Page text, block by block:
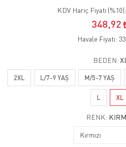
KDV Hariç Fiyatı (%10):
348,92
Havale Fiyatı:
BEDEN: XL
2XL L/7-9 YAŞ M/5-7 YAŞ
L XL
RENK: